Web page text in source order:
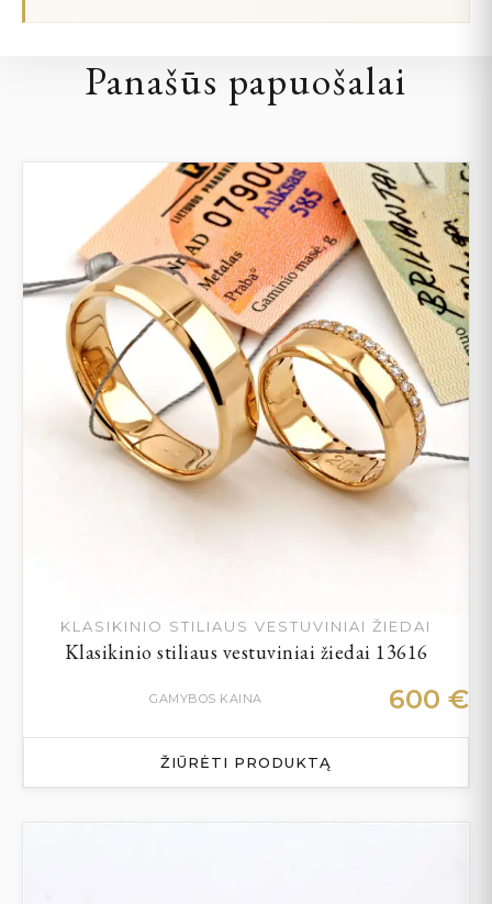
Panašūs papuošalai
KLASIKINIO STILIAUS VESTUVINIAI ŽIEDAI
Klasikinio stiliaus vestuviniai žiedai 13616
GAMYBOS KAINA 600 €
ŽIŪRĖTI PRODUKTĄ